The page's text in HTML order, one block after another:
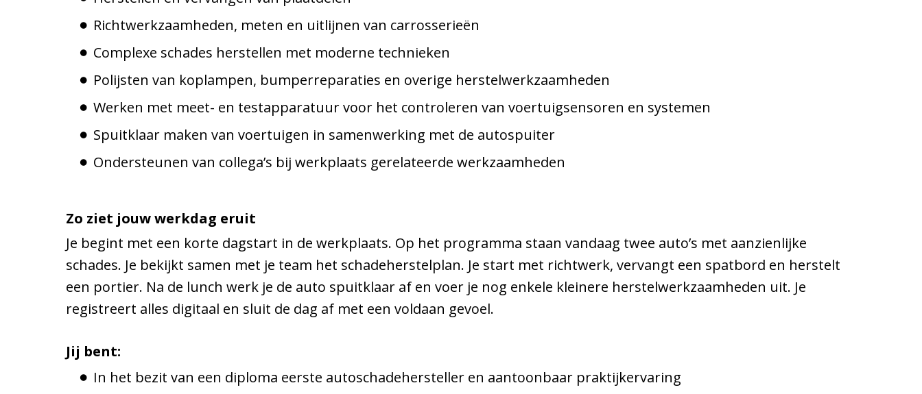
Richtwerkzaamheden, meten en uitlijnen van carrosserieën
Complexe schades herstellen met moderne technieken
Polijsten van koplampen, bumperreparaties en overige herstelwerkzaamheden
Werken met meet- en testapparatuur voor het controleren van voertuigsensoren en systemen
Spuitklaar maken van voertuigen in samenwerking met de autospuiter
Ondersteunen van collega’s bij werkplaats gerelateerde werkzaamheden
Zo ziet jouw werkdag eruit
Je begint met een korte dagstart in de werkplaats. Op het programma staan vandaag twee auto’s met aanzienlijke
schades. Je bekijkt samen met je team het schadeherstelplan. Je start met richtwerk, vervangt een spatbord en herstelt
een portier. Na de lunch werk je de auto spuitklaar af en voer je nog enkele kleinere herstelwerkzaamheden uit. Je
registreert alles digitaal en sluit de dag af met een voldaan gevoel.
Jij bent:
In het bezit van een diploma eerste autoschadehersteller en aantoonbaar praktijkervaring